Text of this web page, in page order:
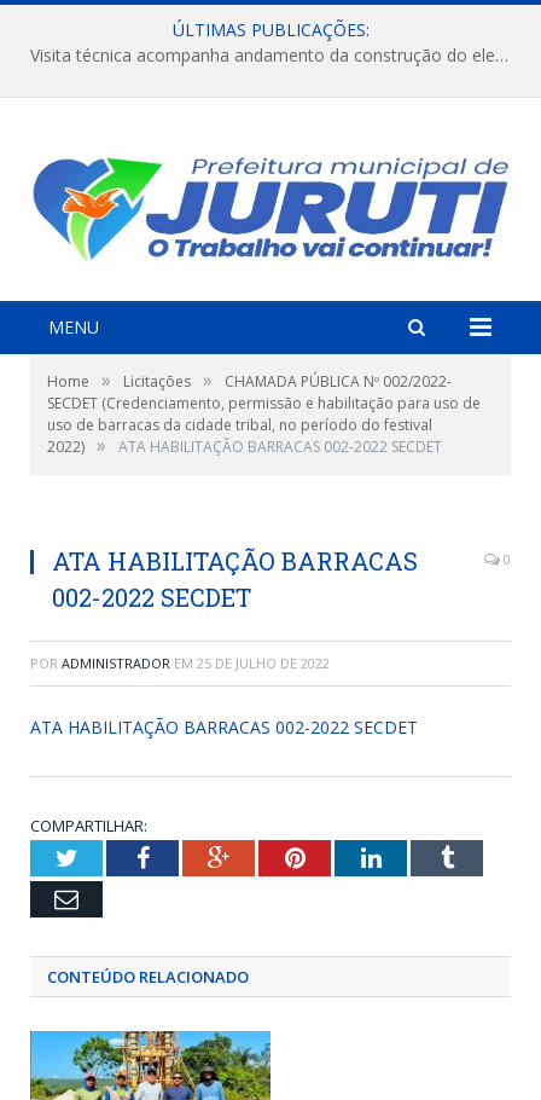
ÚLTIMAS PUBLICAÇÕES:
Visita técnica acompanha andamento da construção do elevado na comunidade Diamantino, região do Miri.
MENU
Home » Licitações »
CHAMADA PÚBLICA Nº 002/2022-
SECDET (Credenciamento, permissão e habilitação para uso de
uso de barracas da cidade tribal, no período do festival
2022) » ATA HABILITAÇÃO BARRACAS 002-2022 SECDET
ATA HABILITAÇÃO BARRACAS
002-2022 SECDET
0
POR ADMINISTRADOR EM 25 DE JULHO DE 2022
ATA HABILITAÇÃO BARRACAS 002-2022 SECDET
COMPARTILHAR:
TwitterFacebookGoogle+PinterestLinkedInTumblr
Email
CONTEÚDO RELACIONADO